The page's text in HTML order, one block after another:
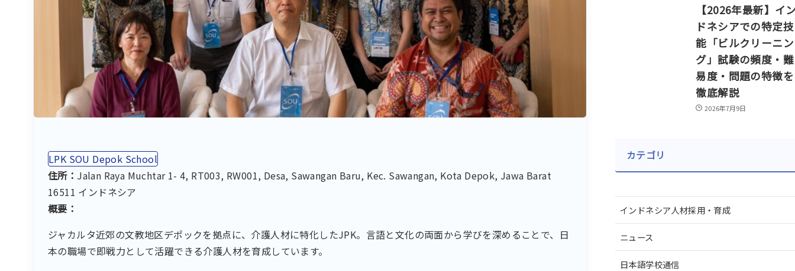
LPK SOU Depok School
住所： Jalan Raya Muchtar 1- 4, RT003, RW001, Desa, Sawangan Baru, Kec. Sawangan, Kota Depok, Jawa Barat
16511 インドネシア
概要：
ジャカルタ近郊の文教地区デポックを拠点に、介護人材に特化したJPK。言語と文化の両面から学びを深めることで、日
本の職場で即戦力として活躍できる介護人材を育成しています。
【2026年最新】イ
ドネシアでの特定技
能「ビルクリーニン
グ」試験の頻度・難
易度・問題の特徴を
徹底解説
2026年7月9日
カテゴリ
インドネシア人材採用・育成
ニュース
日本語学校通信